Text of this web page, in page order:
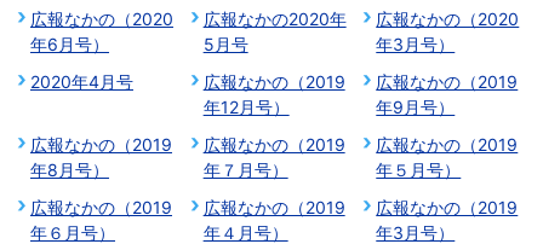
広報なかの（2020
年6月号）
広報なかの2020年
5月号
広報なかの（2020
年3月号）
2020年4月号
広報なかの（2019
年12月号）
広報なかの（2019
年9月号）
広報なかの（2019
年8月号）
広報なかの（2019
年７月号）
広報なかの（2019
年５月号）
広報なかの（2019
年６月号）
広報なかの（2019
年４月号）
広報なかの（2019
年3月号）